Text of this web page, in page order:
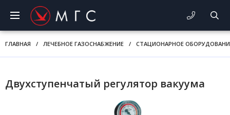
ГЛАВНАЯ / ЛЕЧЕБНОЕ ГАЗОСНАБЖЕНИЕ / СТАЦИОНАРНОЕ
Двухступенчатый регулятор вакуума